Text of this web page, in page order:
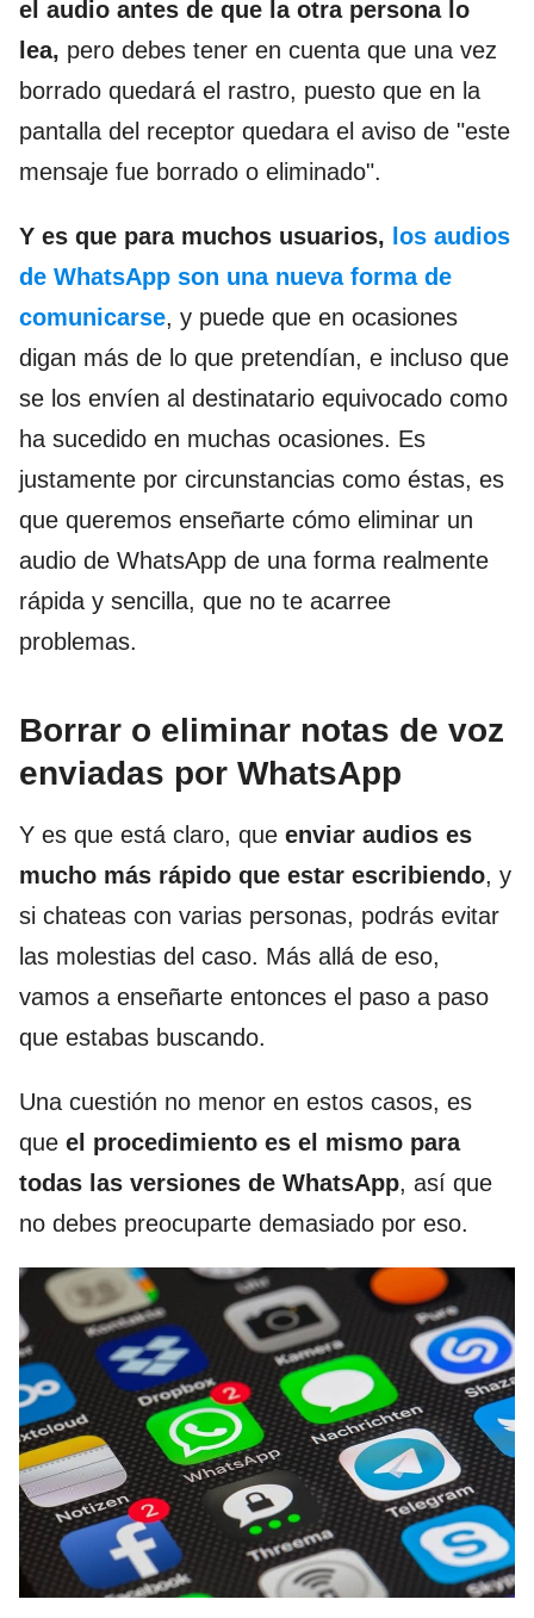
el audio antes de que la otra persona lo
lea, pero debes tener en cuenta que una vez
borrado quedará el rastro, puesto que en la
pantalla del receptor quedara el aviso de "este
mensaje fue borrado o eliminado".
Y es que para muchos usuarios, los audios
de WhatsApp son una nueva forma de
comunicarse, y puede que en ocasiones
digan más de lo que pretendían, e incluso que
se los envíen al destinatario equivocado como
ha sucedido en muchas ocasiones. Es
justamente por circunstancias como éstas, es
que queremos enseñarte cómo eliminar un
audio de WhatsApp de una forma realmente
rápida y sencilla, que no te acarree
problemas.
Borrar o eliminar notas de voz
enviadas por WhatsApp
Y es que está claro, que enviar audios es
mucho más rápido que estar escribiendo, y
si chateas con varias personas, podrás evitar
las molestias del caso. Más allá de eso,
vamos a enseñarte entonces el paso a paso
que estabas buscando.
Una cuestión no menor en estos casos, es
que el procedimiento es el mismo para
todas las versiones de WhatsApp, así que
no debes preocuparte demasiado por eso.